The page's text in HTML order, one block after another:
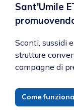
Sant'Umile
Sconti, sussidi
strutture
campagne di
Come funziona